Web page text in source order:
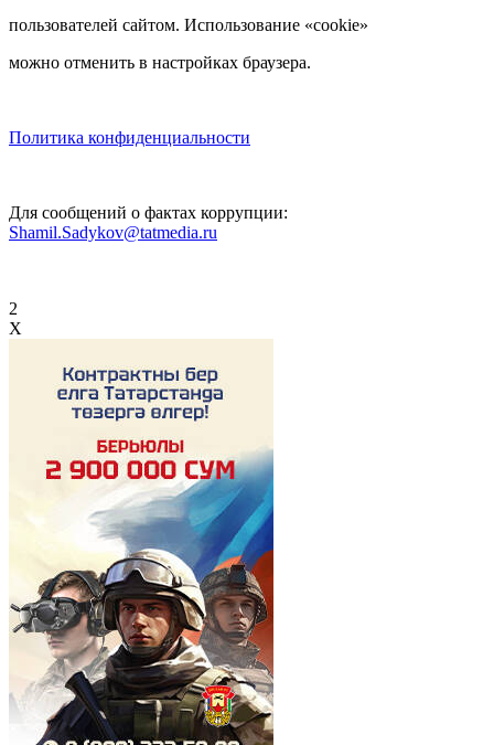
пользователей сайтом. Использование «cookie»
можно отменить в настройках браузера.
Политика конфиденциальности
Для сообщений о фактах коррупции:
Shamil.Sadykov@tatmedia.ru
2
X